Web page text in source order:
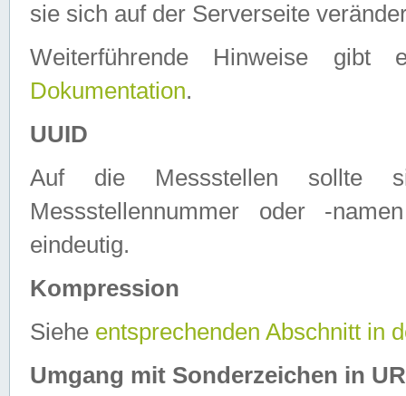
sie sich auf der Serverseite
Weiterführende Hinweise
Dokumentation.
UUID
Auf die Messstellen sollte
Messstellennummer oder -
eindeutig.
Kompression
Siehe entsprechenden Abschnitt in
Umgang mit Sonderzeichen in